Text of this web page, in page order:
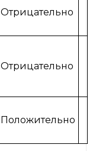
Отрицательно
Отрицательно
Положительно